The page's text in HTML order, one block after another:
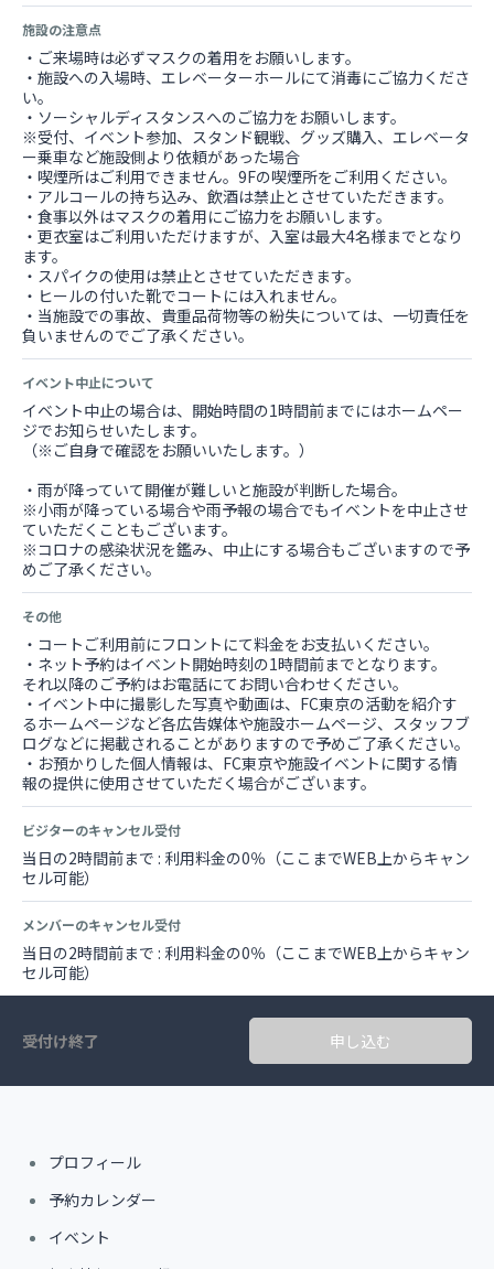
施設の注意点
・ご来場時は必ずマスクの着用をお願いします。
・施設への入場時、エレベーターホールにて消毒にご協力くださ
い。
・ソーシャルディスタンスへのご協力をお願いします。
※受付、イベント参加、スタンド観戦、グッズ購入、エレベータ
ー乗車など施設側より依頼があった場合
・喫煙所はご利用できません。9Fの喫煙所をご利用ください。
・アルコールの持ち込み、飲酒は禁止とさせていただきます。
・食事以外はマスクの着用にご協力をお願いします。
・更衣室はご利用いただけますが、入室は最大4名様までとなり
ます。
・スパイクの使用は禁止とさせていただきます。
・ヒールの付いた靴でコートには入れません。
・当施設での事故、貴重品荷物等の紛失については、一切責任を
負いませんのでご了承ください。
イベント中止について
イベント中止の場合は、開始時間の1時間前までにはホームペー
ジでお知らせいたします。
（※ご自身で確認をお願いいたします。）
・雨が降っていて開催が難しいと施設が判断した場合。
※小雨が降っている場合や雨予報の場合でもイベントを中止させ
ていただくこともございます。
※コロナの感染状況を鑑み、中止にする場合もございますので予
めご了承ください。
その他
・コートご利用前にフロントにて料金をお支払いください。
・ネット予約はイベント開始時刻の1時間前までとなります。
それ以降のご予約はお電話にてお問い合わせください。
・イベント中に撮影した写真や動画は、FC東京の活動を紹介す
るホームページなど各広告媒体や施設ホームページ、スタッフブ
ログなどに掲載されることがありますので予めご了承ください。
・お預かりした個人情報は、FC東京や施設イベントに関する情
報の提供に使用させていただく場合がございます。
ビジターのキャンセル受付
当日の2時間前まで : 利用料金の0％（ここまでWEB上からキャン
セル可能）
メンバーのキャンセル受付
当日の2時間前まで : 利用料金の0％（ここまでWEB上からキャン
セル可能）
受付け終了 申し込む
プロフィール
予約カレンダー
イベント